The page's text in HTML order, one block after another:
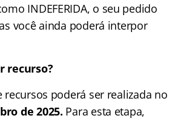
INDEFERIDA, o seu pedido
você ainda poderá interpor
recurso?
recursos poderá ser realizada no
de 2025. Para esta etapa,